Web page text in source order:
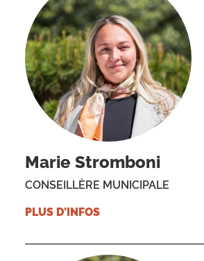
Marie Stromboni
CONSEILLÈRE MUNICIPALE
PLUS D'INFOS